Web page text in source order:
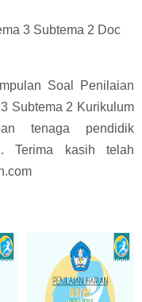
3 Subtema 2 Doc
Soal Penilaian
Subtema 2 Kurikulum
tenaga pendidik
Terima kasih telah